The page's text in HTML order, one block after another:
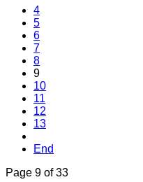
4
5
6
7
8
9
10
11
12
13
End
Page 9 of 33